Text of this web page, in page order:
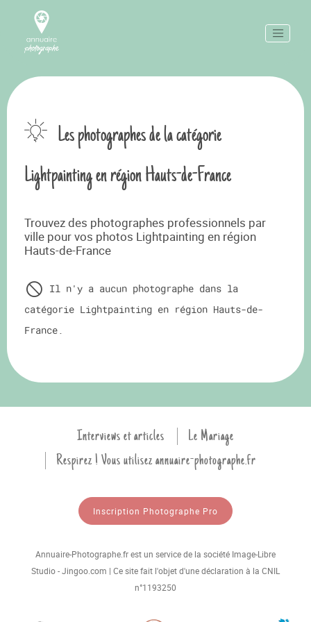
Les photographes de la catégorie
Lightpainting en région Hauts-de-France
Trouvez des photographes professionnels par
ville pour vos photos Lightpainting en région
Hauts-de-France
Il n'y a aucun photographe dans la
catégorie Lightpainting en région Hauts-de-
France.
Interviews et articles
Le Mariage
Respirez ! Vous utilisez annuaire-photographe.fr
Inscription Photographe Pro
Annuaire-Photographe.fr est un service de la société Image-Libre
Studio - Jingoo.com | Ce site fait l'objet d'une déclaration à la CNIL
n°1193250